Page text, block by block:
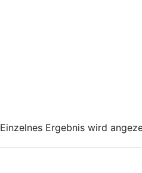
Einzelnes Ergebnis wird